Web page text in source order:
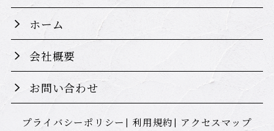
ホーム
会社概要
お問い合わせ
プライバシーポリシー 利用規約 アクセスマップ